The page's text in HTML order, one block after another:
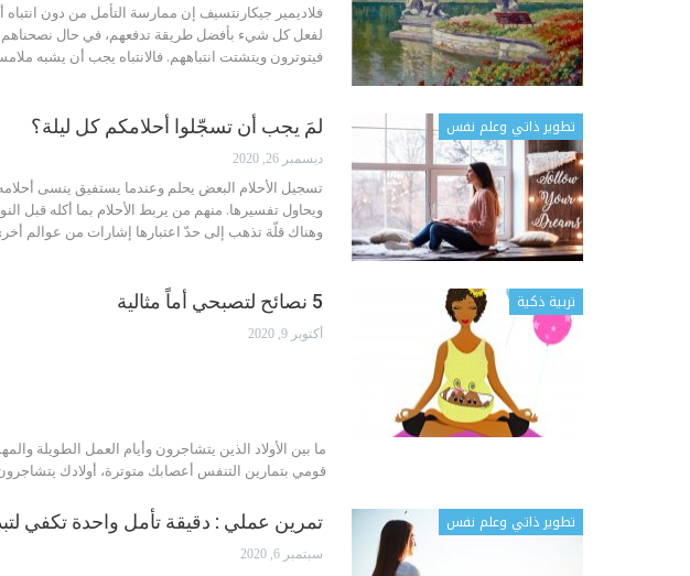
فلاديمير جيكارنتسيف إن ممارسة التأمل من دون
لفعل كل شيء بأفضل طريقة تدفعهم، في حال نصحناهم
فيتوترون ويتشتت انتباههم. فالانتباه يجب أن يشبه
تطوير ذاتي وعلم نفس لمَ يجب أن تسجّلوا أحلامكم كل ليلة؟
ديسمبر 26, 2020
تسجيل الأحلام البعض يحلم وعندما يستفيق ينسى
ويحاول تفسيرها. منهم من يربط الأحلام بما أكله قبل
وهناك قلّة تذهب إلى حدّ اعتبارها إشارات من عوالم
تربية ذكية 5 نصائح لتصبحي أماً مثالية
أكتوبر 9, 2020
ما بين الأولاد الذين يتشاجرون وأيام العمل الطويلة
قومي بتمارين التنفس أعصابك متوترة، أولادك
تطوير ذاتي وعلم نفس تمرين عملي : دقيقة تأمل واحدة تكفي
سبتمبر 6, 2020